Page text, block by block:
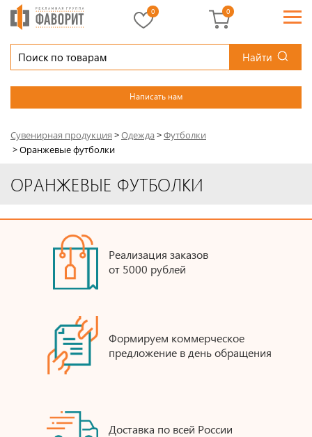
Найти
Написать нам
0 0
Сувенирная продукция >Одежда>Футболки
>Оранжевые футболки
ОРАНЖЕВЫЕ ФУТБОЛКИ
Реализация заказов
от 5000 рублей
Формируем коммерческое
предложение в день обращения
Доставка по всей России